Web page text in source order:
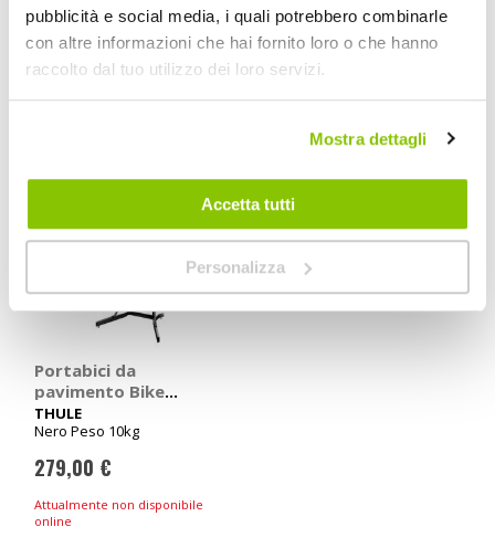
pubblicità e social media, i quali potrebbero combinarle
con altre informazioni che hai fornito loro o che hanno
raccolto dal tuo utilizzo dei loro servizi.
Mostra dettagli
Accetta tutti
Personalizza
34,95 €
CONSEGNA IN
48H
35,95 €
CONSEGNA IN
48H
Portabici da
pavimento Bike
Stacker - THULE
THULE
Nero Peso 10kg
279,00 €
Attualmente non disponibile
online